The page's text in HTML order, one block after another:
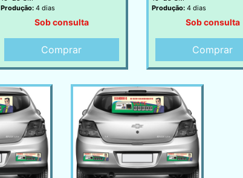
Produção:4 dias
Sob consulta
Comprar
Produção:4 dias
Sob consulta
Comprar